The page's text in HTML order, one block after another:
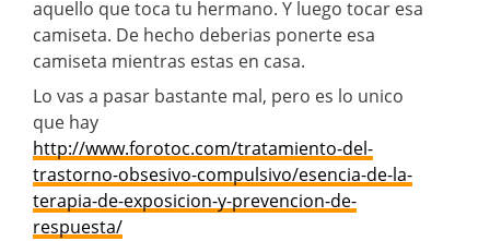
aquello que toca tu hermano. Y luego tocar esa
camiseta. De hecho deberias ponerte esa
camiseta mientras estas en casa.
Lo vas a pasar bastante mal, pero es lo unico
que hay
http://www.forotoc.com/tratamiento-del-
trastorno-obsesivo-compulsivo/esencia-de-la-
terapia-de-exposicion-y-prevencion-de-
respuesta/